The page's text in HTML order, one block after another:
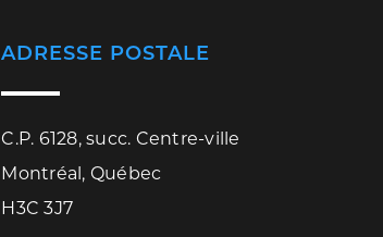
ADRESSE POSTALE
C.P. 6128, succ. Centre-ville
Montréal, Québec
H3C 3J7